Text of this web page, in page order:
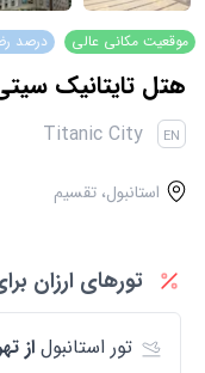
موقعیت مکانی عالی درصد
هتل تایتانیک
EN
Titanic City
استانبول، تقسیم
تورهای ارزان
تور استانبولاز